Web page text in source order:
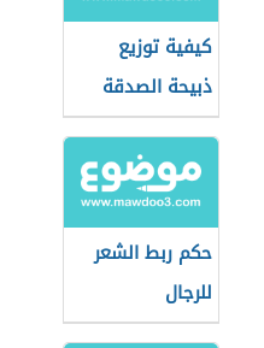
كيفية توزيع
ذبيحة الصدقة
حكم ربط الشعر
للرجال